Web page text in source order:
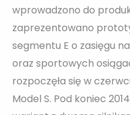
wprowadzono do
zaprezentowano
segmentu E o zasięgu
oraz sportowych
rozpoczęła się w
Model S. Pod koniec